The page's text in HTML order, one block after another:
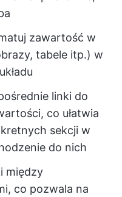
zawartość w
tabele itp.) w
linki do
co ułatwia
sekcji w
do nich
między
co pozwala na